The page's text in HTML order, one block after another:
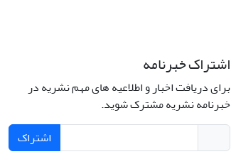
اشتراک خبرنامه
برای دریافت اخبار و اطلاعیه های مهم نشریه در
خبرنامه نشریه مشترک شوید.
اشتراک